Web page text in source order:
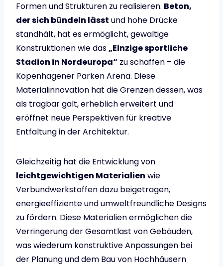
Formen und Strukturen zu realisieren. Beton,
der sich bündeln lässt und hohe Drücke
standhält, hat es ermöglicht, gewaltige
Konstruktionen wie das„Einzige sportliche
Stadion in Nordeuropa“ zu schaffen – die
Kopenhagener Parken Arena. Diese
Materialinnovation hat die Grenzen dessen, was
als tragbar galt, erheblich erweitert und
eröffnet neue Perspektiven für kreative
Entfaltung in der Architektur.
Gleichzeitig hat die Entwicklung von
leichtgewichtigen Materialien wie
Verbundwerkstoffen dazu beigetragen,
energieeffiziente und umweltfreundliche Designs
zu fördern. Diese Materialien ermöglichen die
Verringerung der Gesamtlast von Gebäuden,
was wiederum konstruktive Anpassungen bei
der Planung und dem Bau von Hochhäusern